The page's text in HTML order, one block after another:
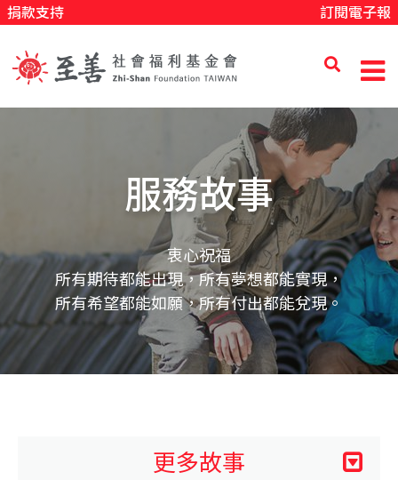
主
捐款支持 訂閱電子報
社
會
福
服務故事
衷心祝福
所有期待都能出現，所有夢想都能實現，
所有希望都能如願，所有付出都能兌現。
更多故事